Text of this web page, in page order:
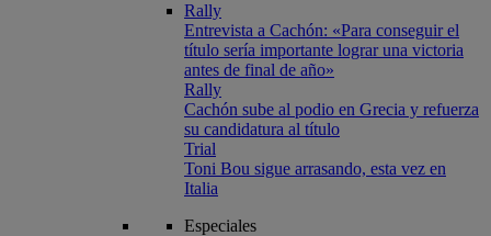
Rally
Entrevista a Cachón: «Para conseguir el
título sería importante lograr una victoria
antes de final de año»
Rally
Cachón sube al podio en Grecia y refuerza
su candidatura al título
Trial
Toni Bou sigue arrasando, esta vez en
Italia
Especiales